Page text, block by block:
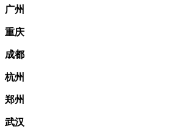
广州
重庆
成都
杭州
郑州
武汉